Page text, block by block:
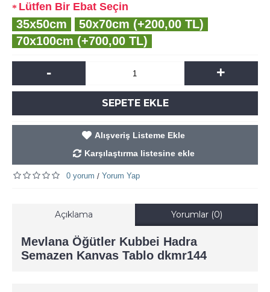
Lütfen Bir Ebat Seçin
35x50cm
50x70cm (+200,00 TL)
70x100cm (+700,00 TL)
- +
SEPETE EKLE
Alışveriş Listeme Ekle
Karşılaştırma listesine ekle
0 yorum / Yorum Yap
Açıklama Yorumlar (0)
Mevlana Öğütler Kubbei Hadra
Semazen Kanvas Tablo dkmr144